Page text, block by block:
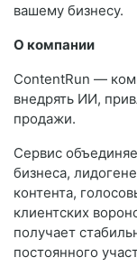
вашему бизнесу.
О компании
ContentRun —
внедрять ИИ,
продажи.
Сервис
бизнеса,
контента,
клиентских
получает
постоянного